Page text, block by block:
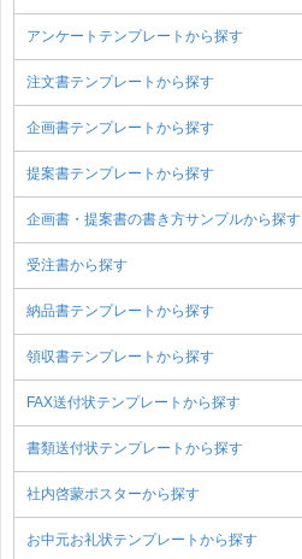
アンケートテンプレートから探す
注文書テンプレートから探す
企画書テンプレートから探す
提案書テンプレートから探す
企画書・提案書の書き方サンプルから探す
受注書から探す
納品書テンプレートから探す
領収書テンプレートから探す
FAX送付状テンプレートから探す
書類送付状テンプレートから探す
社内啓蒙ポスターから探す
お中元お礼状テンプレートから探す